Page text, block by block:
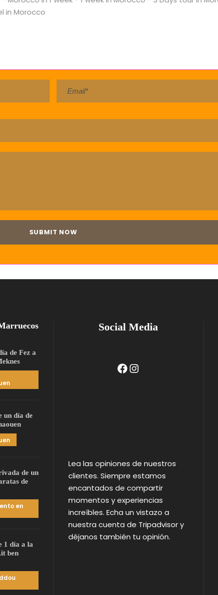
de Fez a
un día de
de un
de
en
1 día a la
ben
Social Media
Facebook Instagram
Lea las opiniones de nuestros
clientes. Siempre estamos
encantados de compartir
momentos y experiencias
increíbles. Echa un vistazo a
nuestra cuenta de Tripadvisor y
déjanos también tu opinión.